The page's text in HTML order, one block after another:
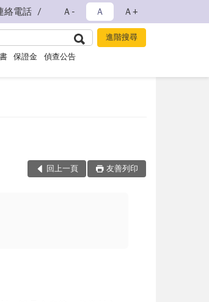
絡電話 Ａ- Ａ Ａ+
保證金 偵查公告
回上一頁 友善列印